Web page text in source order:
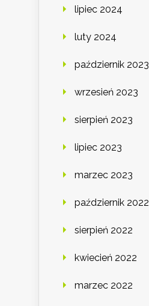
lipiec 2024
luty 2024
październik 2023
wrzesień 2023
sierpień 2023
lipiec 2023
marzec 2023
październik 2022
sierpień 2022
kwiecień 2022
marzec 2022